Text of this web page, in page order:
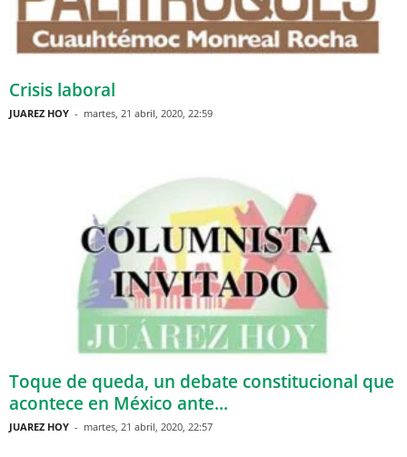
Crisis laboral
JUAREZ HOY - martes, 21 abril, 2020, 22:59
Toque de queda, un debate constitucional que
acontece en México ante...
JUAREZ HOY - martes, 21 abril, 2020, 22:57